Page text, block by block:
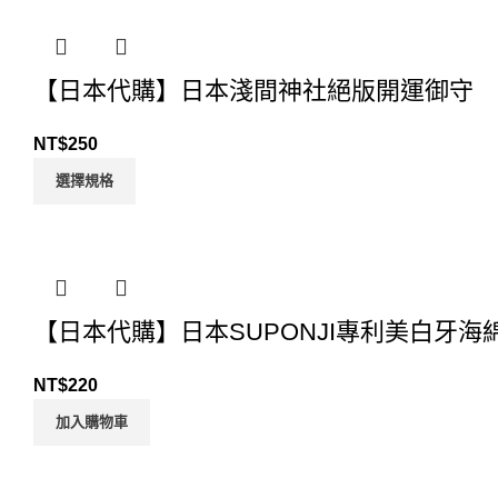
【日本代購】日本淺間神社絕版開運御守
NT$250
選擇規格
【日本代購】日本SUPONJI專利美白牙海
NT$220
加入購物車